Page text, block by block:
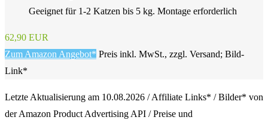
Geeignet für 1-2 Katzen bis 5 kg. Montage erforderlich
62,90 EUR
Zum Amazon Angebot* Preis inkl. MwSt., zzgl. Versand; Bild-
Link*
Letzte Aktualisierung am 10.08.2026 / Affiliate Links* / Bilder* von
der Amazon Product Advertising API / Preise und